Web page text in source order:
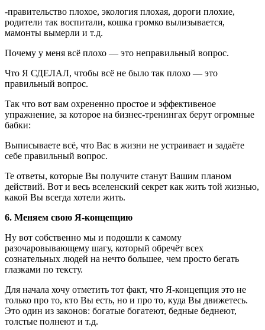
-правительство плохое, экология плохая, дороги плохие,
родители так воспитали, кошка громко вылизывается,
мамонты вымерли и т.д.
Почему у меня всё плохо — это неправильный вопрос.
Что Я СДЕЛАЛ, чтобы всё не было так плохо — это
правильный вопрос.
Так что вот вам охрененно простое и эффективеное
упражнение, за которое на бизнес-тренингах берут огромные
бабки:
Выписываете всё, что Вас в жизни не устраивает и задаёте
себе правильный вопрос.
Те ответы, которые Вы получите станут Вашим планом
действий. Вот и весь вселенский секрет как жить той жизнью,
какой Вы всегда хотели жить.
6. Меняем свою Я-концепцию
Ну вот собственно мы и подошли к самому
разочаровывающему шагу, который обречёт всех
сознательных людей на нечто большее, чем просто бегать
глазками по тексту.
Для начала хочу отметить тот факт, что Я-концепция это не
только про то, кто Вы есть, но и про то, куда Вы движетесь.
Это один из законов: богатые богатеют, бедные беднеют,
толстые полнеют и т.д.